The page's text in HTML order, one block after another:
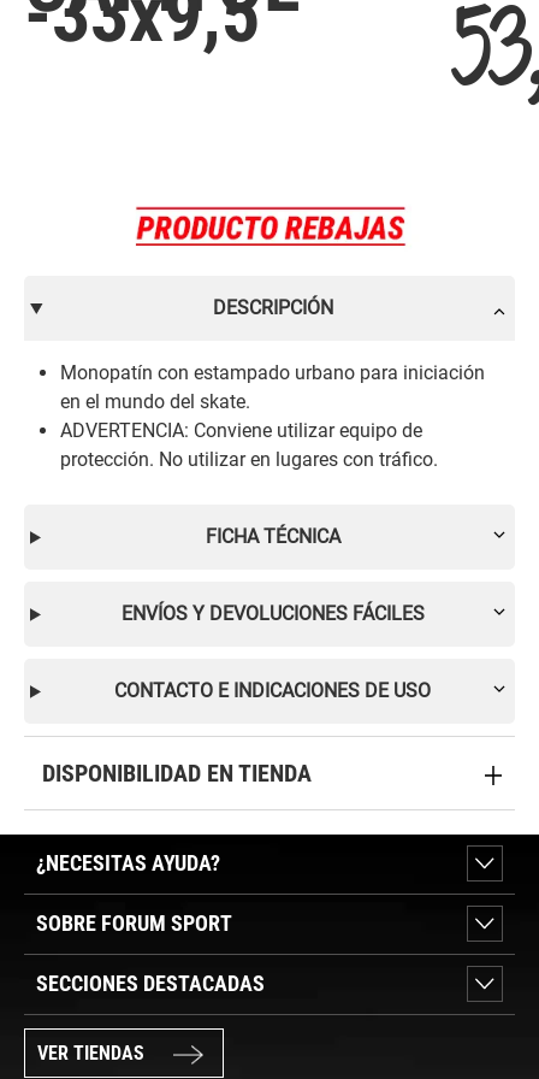
DESCRIPCIÓN
Monopatín con estampado urbano para iniciación
en el mundo del skate.
ADVERTENCIA: Conviene utilizar equipo de
protección. No utilizar en lugares con tráfico.
FICHA TÉCNICA
ENVÍOS Y DEVOLUCIONES FÁCILES
CONTACTO E INDICACIONES DE USO
DISPONIBILIDAD EN TIENDA
¿NECESITAS AYUDA?
SOBRE FORUM SPORT
SECCIONES DESTACADAS
VER TIENDAS